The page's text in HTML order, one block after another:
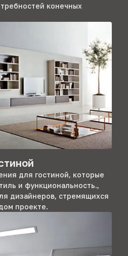
конечных
для гостиной, которые
и функциональность.,
дизайнеров, стремящихся
проекте.